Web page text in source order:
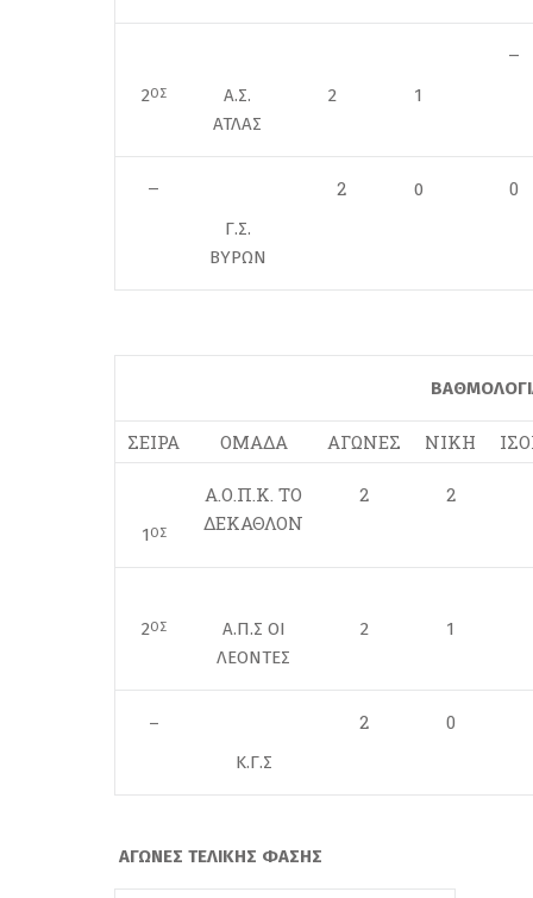
2ΟΣ
Α.Σ.
ΑΤΛΑΣ
2 1
–
–
Γ.Σ.
ΒΥΡΩΝ
2 0 0
ΣΕΙΡΑ ΟΜΑΔΑ ΑΓΩΝΕΣ ΝΙΚΗ
1 ΟΣ
Α.Ο.Π.Κ. ΤΟ
ΔΕΚΑΘΛΟΝ
2 2
2ΟΣ
Α.Π.Σ ΟΙ
ΛΕΟΝΤΕΣ
2 1
–
Κ.Γ.Σ
2 0
ΑΓΩΝΕΣ ΤΕΛΙΚΗΣ ΦΑΣΗΣ